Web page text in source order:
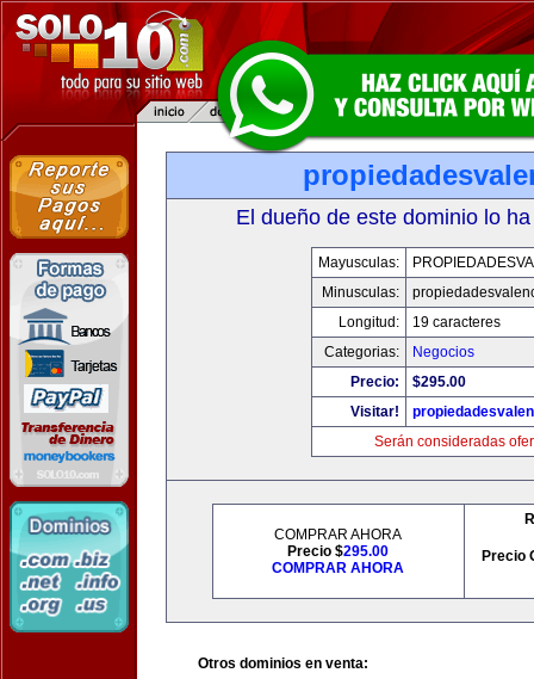
El dueño de este dominio lo
Mayusculas:
Minusculas:
Longitud:
19 caracteres
Categorias:
Negocios
Precio:
$295.00
Visitar!
Serán consideradas
COMPRAR AHORA
Precio $295.00
COMPRAR AHORA
Precio
Otros dominios en venta: